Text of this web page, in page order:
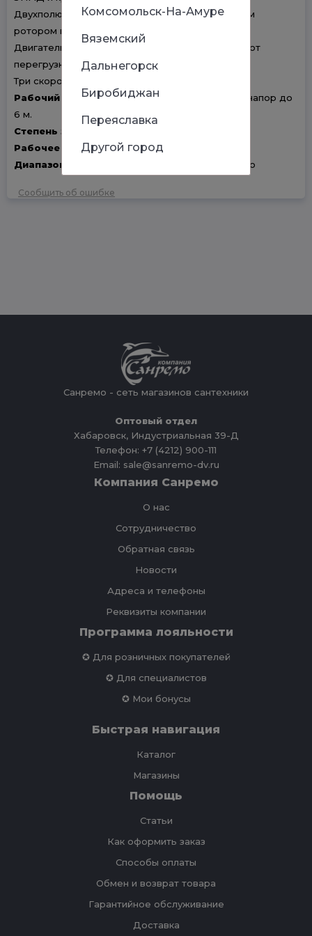
Двухполюсный асинхронный двигатель с мокрым
ротором имеет встроенную защиту.
Двигатель не требует дополнительной защиты от
перегрузки.
Три скорости вращения двигателя..
Рабочий диапазон:расход от 0,5 до 3,6 м3/ч, напор до
6 м.
Степень защиты:
Рабочее давление:10 бар (1000 кПа).
Диапазон температуры жидкости:
от -10°C до
Сообщить об ошибке
Санремо - сеть магазинов сантехники
Оптовый отдел
Хабаровск, Индустриальная 39-Д
Телефон: +7 (4212) 900-111
Email: sale@sanremo-dv.ru
Компания Санремо
О нас
Сотрудничество
Обратная связь
Новости
Адреса и телефоны
Реквизиты компании
Программа лояльности
✪ Для розничных покупателей
✪ Для специалистов
✪ Мои бонусы
Быстрая навигация
Каталог
Магазины
Помощь
Статьи
Как оформить заказ
Способы оплаты
Обмен и возврат товара
Гарантийное обслуживание
Доставка
Комсомольск-На-Амуре
Вяземский
Дальнегорск
Биробиджан
Переяславка
Другой город